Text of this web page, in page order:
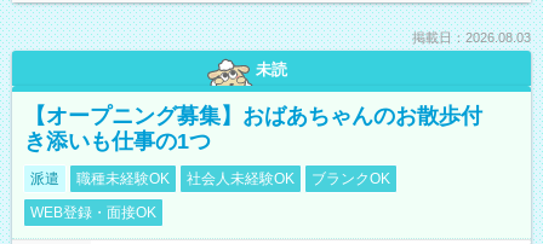
掲載日：2026.08.03
未読
【オープニング募集】おばあちゃんのお散歩付
き添いも仕事の1つ
派遣 職種未経験OK 社会人未経験OK
ブランクOK
WEB登録・面接OK